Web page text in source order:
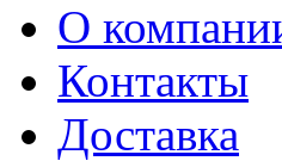
О
Контакты
Доставка